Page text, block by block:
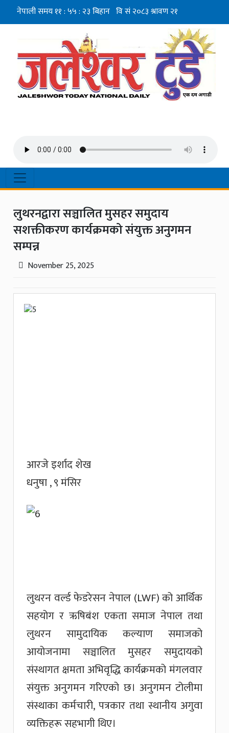
लुथरनद्वारा सञ्चालित मुसहर समुदाय
सशक्तीकरण कार्यक्रमको संयुक्त अनुगमन
सम्पन्न
November 25, 2025
आरजे इर्शाद शेख
धनुषा , ९ मंसिर
लुथरन वर्ल्ड फेडरेसन नेपाल (LWF) को आर्थिक
सहयोग र ऋषिबंश एकता समाज नेपाल तथा
लुथरन सामुदायिक कल्याण समाजको
आयोजनामा सञ्चालित मुसहर समुदायको
संस्थागत क्षमता अभिवृद्धि कार्यक्रमको मंगलवार
संयुक्त अनुगमन गरिएको छ। अनुगमन टोलीमा
संस्थाका कर्मचारी, पत्रकार तथा स्थानीय अगुवा
व्यक्तिहरू सहभागी थिए।